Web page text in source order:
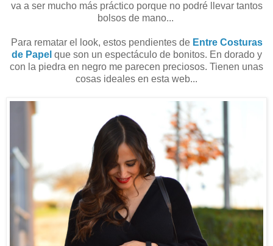
va a ser mucho más práctico porque no podré llevar tantos
bolsos de mano...
Para rematar el look, estos pendientes de Entre Costuras
de Papel que son un espectáculo de bonitos. En dorado y
con la piedra en negro me parecen preciosos. Tienen unas
cosas ideales en esta web...